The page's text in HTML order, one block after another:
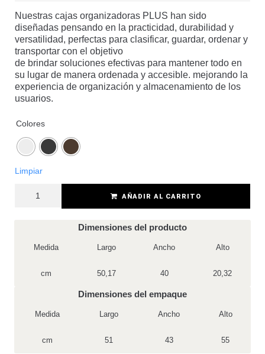
Nuestras cajas organizadoras PLUS han sido
diseñadas pensando en la practicidad, durabilidad y
versatilidad, perfectas para clasificar, guardar, ordenar y
transportar con el objetivo
de brindar soluciones efectivas para mantener todo en
su lugar de manera ordenada y accesible. mejorando la
experiencia de organización y almacenamiento de los
usuarios.
Colores
Limpiar
AÑADIR AL CARRITO
Dimensiones del producto
Medida Largo Ancho Alto
cm 50,17 40 20,32
Dimensiones del empaque
Medida Largo Ancho Alto
cm 51 43 55